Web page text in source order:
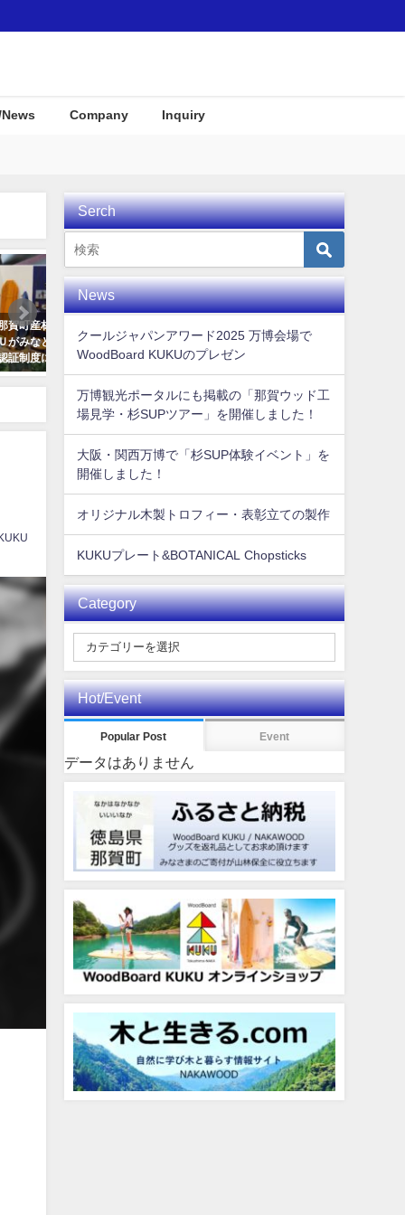
Company Inquiry
Awards
ＵＫ
固定
品（WoodBoard KUKU関係
Serch
News
クールジャパンアワード2025 万博会場で
WoodBoard KUKUのプレゼン
万博観光ポータルにも掲載の「那賀ウッド工
場見学・杉SUPツアー」を開催しました！
大阪・関西万博で「杉SUP体験イベント」を
開催しました！
オリジナル木製トロフィー・表彰立ての製作
KUKUプレート&BOTANICAL Chopsticks
Category
Hot/Event
Popular Post Event
データはありません